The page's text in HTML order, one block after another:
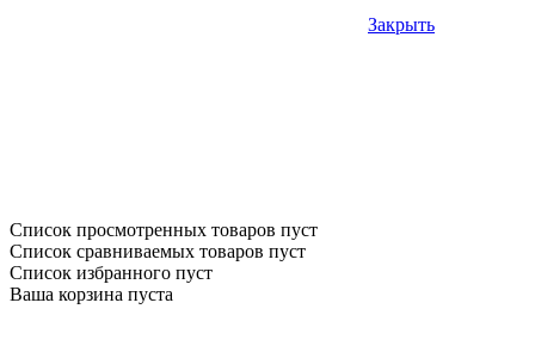
Закрыть
Список просмотренных товаров пуст
Список сравниваемых товаров пуст
Список избранного пуст
Ваша корзина пуста